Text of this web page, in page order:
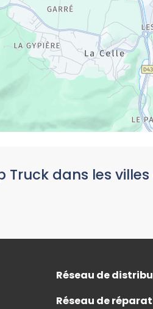
Truck dans les
Réseau de
Réseau de